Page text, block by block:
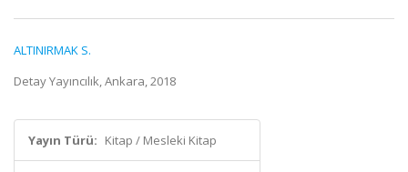
ALTINIRMAK S.
Detay Yayıncılık, Ankara, 2018
Yayın Türü: Kitap / Mesleki Kitap